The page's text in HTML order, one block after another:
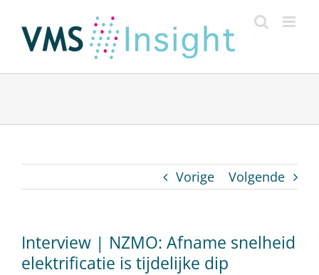
naar
inhoud
Vorige Volgende
Interview | NZMO: Afname snelheid
elektrificatie is tijdelijke dip